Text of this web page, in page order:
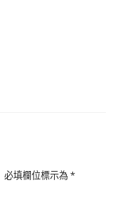
必填欄位標示為*